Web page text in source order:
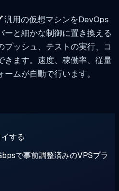
汎用の仮想マシンをDevOps
ーと細かな制御に置き換える
プッシュ、テストの実行、コ
きます。速度、稼働率、従量
ムが自動で行います。
する
で事前調整済みのVPSプラ